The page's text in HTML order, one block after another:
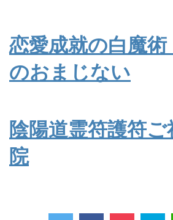
恋愛成就の白魔術
のおまじない
陰陽道霊符護符
院